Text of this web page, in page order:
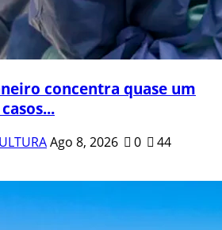
concentra quase um
Ago 8, 2026 0 44